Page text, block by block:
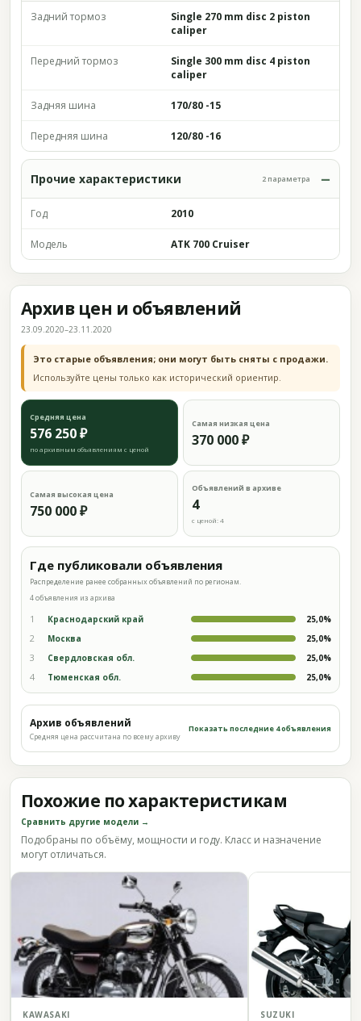
Задний тормоз
Single 270 mm disc 2 piston
caliper
Передний тормоз
Single 300 mm disc 4 piston
caliper
Задняя шина 170/80 -15
Передняя шина 120/80 -16
Прочие характеристики 2 параметра
Год 2010
Модель ATK 700 Cruiser
Архив цен и объявлений
23.09.2020–23.11.2020
Это старые объявления; они могут быть сняты с продажи.
Используйте цены только как исторический ориентир.
Средняя цена
576 250 ₽
по архивным объявлениям с ценой
Самая низкая цена
370 000 ₽
Самая высокая цена
750 000 ₽
Объявлений в архиве
4
с ценой: 4
Где публиковали объявления
Распределение ранее собранных объявлений по регионам.
4 объявления из архива
1 Краснодарский край 25,0%
2 Москва 25,0%
3 Свердловская обл. 25,0%
4 Тюменская обл. 25,0%
Архив объявлений
Средняя цена рассчитана по всему архиву
Показать последние 4 объявления
Похожие по характеристикам
Сравнить другие модели →
Подобраны по объёму, мощности и году. Класс и назначение
могут отличаться.
KAWASAKI SUZUKI